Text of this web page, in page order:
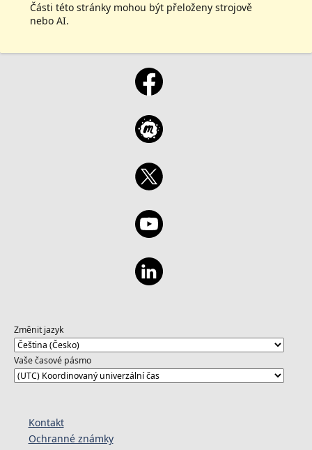
Části této stránky mohou být přeloženy strojově
nebo AI.
Změnit jazyk
Vaše časové pásmo
Kontakt
Ochranné známky